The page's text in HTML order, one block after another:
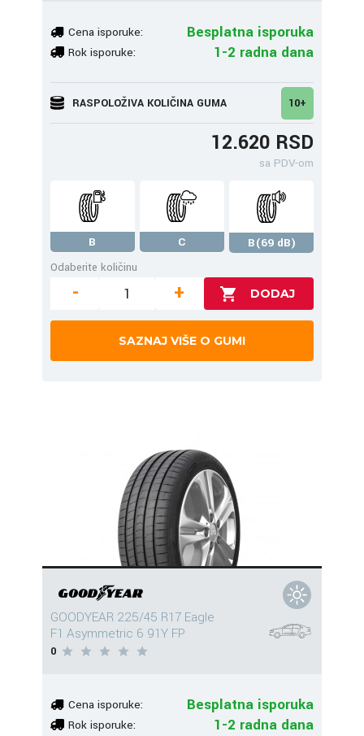
Cena isporuke: Besplatna isporuka
Rok isporuke: 1-2 radna dana
RASPOLOŽIVA KOLIČINA GUMA 10+
12.620 RSD
sa PDV-om
B C
B(69 dB)
Odaberite količinu
- +
SAZNAJ VIŠE O GUMI
GOODYEAR 225/45 R17 Eagle
F1 Asymmetric 6 91Y FP
0
Cena isporuke: Besplatna isporuka
Rok isporuke: 1-2 radna dana